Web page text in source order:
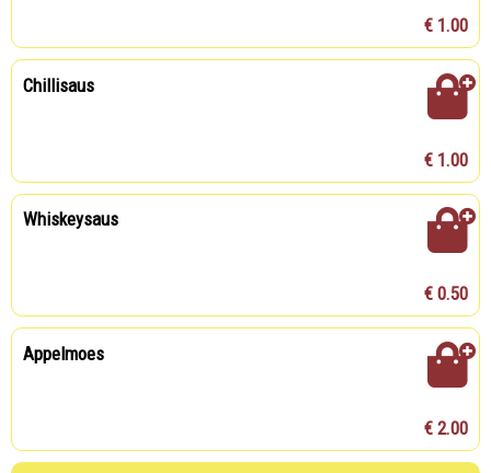
€ 1.00
Chillisaus
€ 1.00
Whiskeysaus
€ 0.50
Appelmoes
€ 2.00